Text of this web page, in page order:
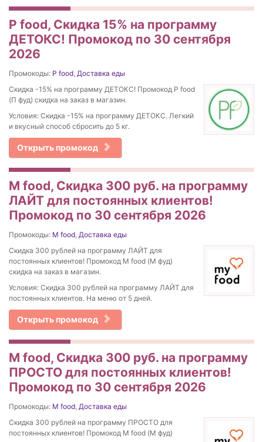
P food, Скидка 15% на программу
ДЕТОКС! Промокод по 30 сентября
2026
Промокоды: P food, Доставка еды
Скидка -15% на программу ДЕТОКС! Промокод P food
(П фуд) скидка на заказ в магазин.
Условия: Скидка -15% на программу ДЕТОКС. Легкий
и вкусный способ сбросить до 5 кг.
Открыть промокод
M food, Скидка 300 руб. на программу
ЛАЙТ для постоянных клиентов!
Промокод по 30 сентября 2026
Промокоды: M food, Доставка еды
Скидка 300 рублей на программу ЛАЙТ для
постоянных клиентов! Промокод M food (М фуд)
скидка на заказ в магазин.
Условия: Скидка 300 рублей на программу ЛАЙТ для
постоянных клиентов. На меню от 5 дней.
Открыть промокод
M food, Скидка 300 руб. на программу
ПРОСТО для постоянных клиентов!
Промокод по 30 сентября 2026
Промокоды: M food, Доставка еды
Скидка 300 рублей на программу ПРОСТО для
постоянных клиентов! Промокод M food (М фуд)